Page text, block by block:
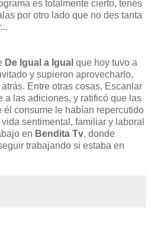
es totalmente cierto, tenés
por otro lado que no des tanta
De Igual a Igual que hoy tuvo a
y supieron aprovecharlo,
Entre otras cosas, Escanlar
a las adiciones, y ratificó que las
consume le habían repercutido
sentimental, familiar y laboral
en Bendita Tv, donde
trabajando si estaba en